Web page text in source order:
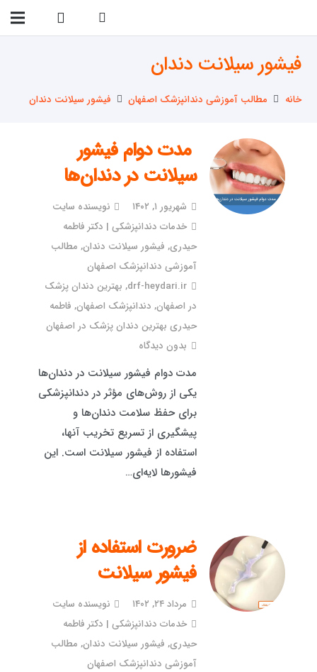
فیشور سیلانت دندان
خانه مطالب آموزشی دندانپزشک اصفهان فیشور سیلانت دندان
مدت دوام فیشور
سیلانت در دندان‌ها
شهریور ۱, ۱۴۰۲
نویسنده سایت
خدمات دندانپزشکی | دکتر فاطمه
حیدری, فیشور سیلانت دندان, مطالب
آموزشی دندانپزشک اصفهان
drf-heydari.ir
, بهترین دندان پزشک
در اصفهان, دندانپزشک اصفهان, فاطمه
حیدری بهترین دندان پزشک در اصفهان
بدون دیدگاه
مدت دوام فیشور سیلانت در دندان‌ها
یکی از روش‌های مؤثر در دندانپزشکی
برای حفظ سلامت دندان‌ها و
پیشگیری از تسریع تخریب آنها،
استفاده از فیشور سیلانت است. این
فیشورها لایه‌ای…
ضرورت استفاده از
فیشور سیلانت
مرداد ۲۴, ۱۴۰۲
نویسنده سایت
خدمات دندانپزشکی | دکتر فاطمه
حیدری, فیشور سیلانت دندان, مطالب
آموزشی دندانپزشک اصفهان